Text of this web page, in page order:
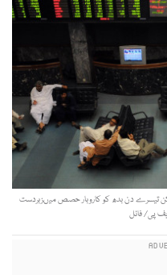
لیکن تیسرے دن بدھ کو کاروبار حصص میںزبردست
پی/ فائل